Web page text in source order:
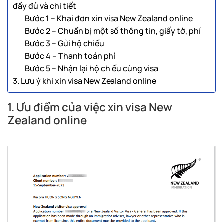
đầy đủ và chi tiết
Bước 1 – Khai đơn xin visa New Zealand online
Bước 2 – Chuẩn bị một số thông tin, giấy tờ, phí
Bước 3 – Gửi hộ chiếu
Bước 4 – Thanh toán phí
Bước 5 – Nhận lại hộ chiếu cùng visa
3. Lưu ý khi xin visa New Zealand online
1. Ưu điểm của việc xin visa New
Zealand online